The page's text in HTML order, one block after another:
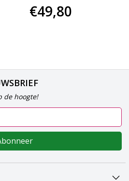
€49,80
de hoogte!